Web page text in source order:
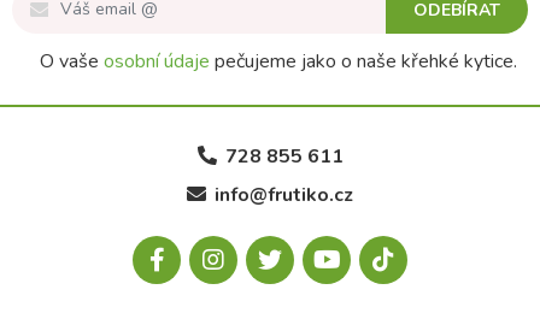
ODEBÍRAT
O vaše osobní údaje pečujeme jako o naše křehké kytice.
728 855 611
info@frutiko.cz